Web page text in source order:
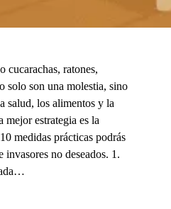
cucarachas, ratones,
solo son una molestia, sino
salud, los alimentos y la
mejor estrategia es la
medidas prácticas podrás
invasores no deseados. 1.